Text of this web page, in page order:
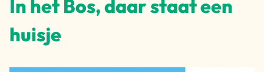
In het Bos, daar staat een
huisje